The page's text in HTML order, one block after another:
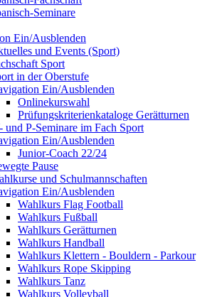
Seminare
Ein/Ausblenden
und Events (Sport)
Sport
in der Oberstufe
Ein/Ausblenden
Onlinekurswahl
Prüfungskriterienkataloge Gerätturnen
und P-Seminare im Fach Sport
Ein/Ausblenden
Junior-Coach 22/24
Pause
und Schulmannschaften
Ein/Ausblenden
Wahlkurs Flag Football
Wahlkurs Fußball
Wahlkurs Gerätturnen
Wahlkurs Handball
Wahlkurs Klettern - Bouldern - Parkour
Wahlkurs Rope Skipping
Wahlkurs Tanz
Wahlkurs Volleyball